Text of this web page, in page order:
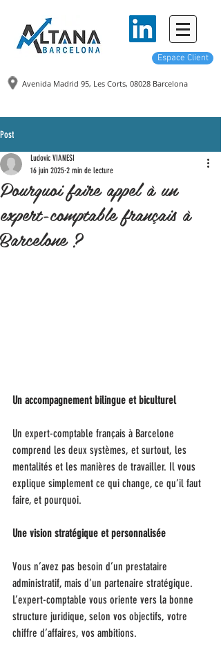
Espace Client
Avenida Madrid 95, Les Corts, 08028 Barcelona
Post
Pourquoi faire appel à un
expert-comptable français à
Barcelone ?
Ludovic VIANESI
16 juin 2025 2 min de lecture
Un accompagnement bilingue et biculturel
Un expert-comptable français à Barcelone
comprend les deux systèmes, et surtout, les
mentalités et les manières de travailler. Il vous
explique simplement ce qui change, ce qu’il faut
faire, et pourquoi.
Une vision stratégique et personnalisée
Vous n’avez pas besoin d’un prestataire
administratif, mais d’un partenaire stratégique.
L’expert-comptable vous oriente vers la bonne
structure juridique, selon vos objectifs, votre
chiffre d’affaires, vos ambitions.